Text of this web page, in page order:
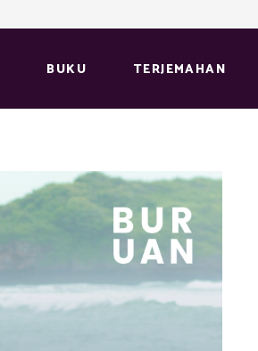
BUKU TERJEMAHAN